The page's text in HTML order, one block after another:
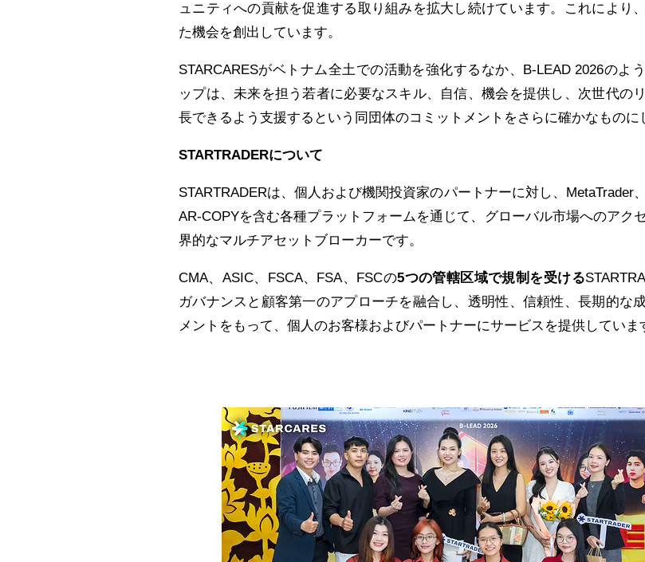
ュニティへの貢献を促進する取り組みを拡大し続けています。これにより
た機会を創出しています。
STARCARESがベトナム全土での活動を強化するなか、B-LEAD 2026のよ
ップは、未来を担う若者に必要なスキル、自信、機会を提供し、次世代の
長できるよう支援するという同団体のコミットメントをさらに確かなものに
STARTRADERについて
STARTRADERは、個人および機関投資家のパートナーに対し、MetaTrader
AR-COPYを含む各種プラットフォームを通じて、グローバル市場へのアク
界的なマルチアセットブローカーです。
CMA、ASIC、FSCA、FSA、FSCの5つの管轄区域で規制を受ける
ガバナンスと顧客第一のアプローチを融合し、透明性、信頼性、長期的な
メントをもって、個人のお客様およびパートナーにサービスを提供していま